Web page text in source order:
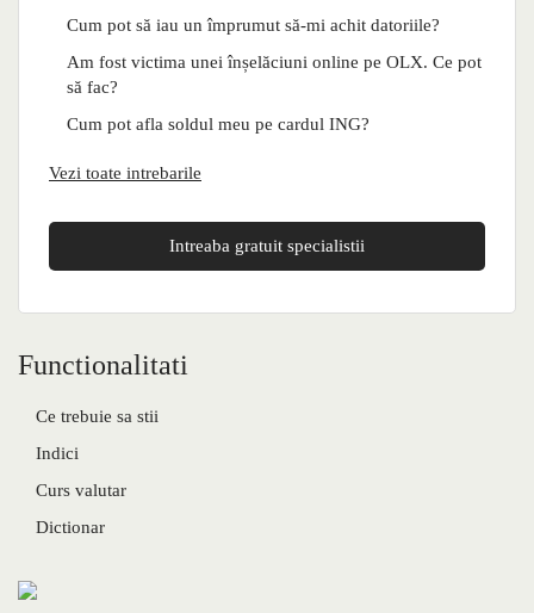
Cum pot să iau un împrumut să-mi achit datoriile?
Am fost victima unei înșelăciuni online pe OLX. Ce pot
să fac?
Cum pot afla soldul meu pe cardul ING?
Vezi toate intrebarile
Intreaba gratuit specialistii
Functionalitati
Ce trebuie sa stii
Indici
Curs valutar
Dictionar